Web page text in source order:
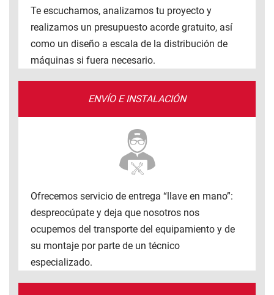
Te escuchamos, analizamos tu proyecto y
realizamos un presupuesto acorde gratuito, así
como un diseño a escala de la distribución de
máquinas si fuera necesario.
ENVÍO E INSTALACIÓN
Ofrecemos servicio de entrega “llave en mano”:
despreocúpate y deja que nosotros nos
ocupemos del transporte del equipamiento y de
su montaje por parte de un técnico
especializado.